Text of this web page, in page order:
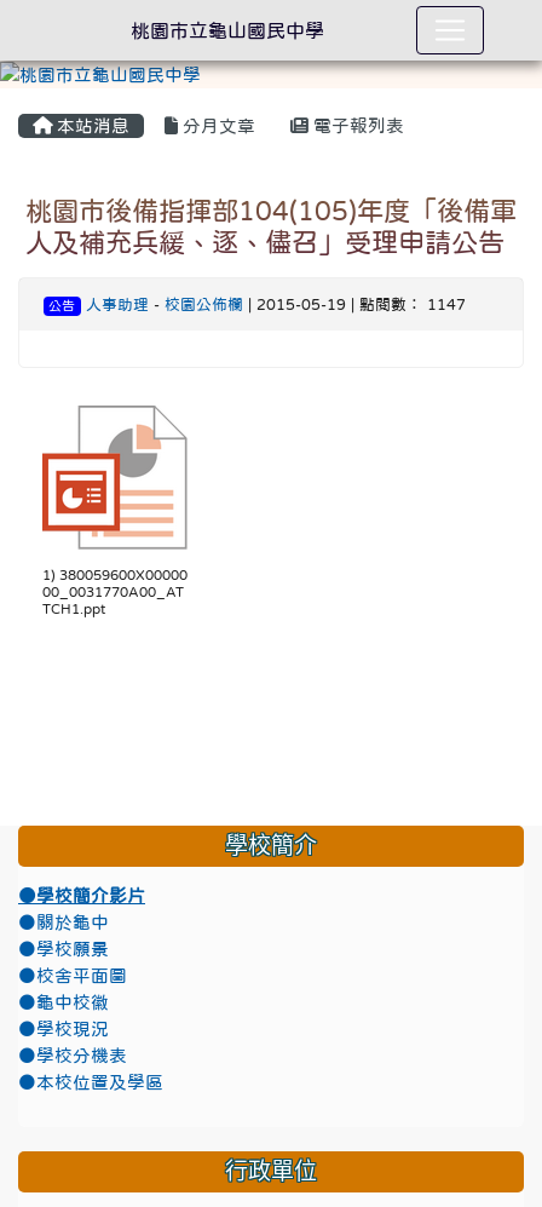
本站消息 分月文章 電子報列表
桃園市後備指揮部104(105)年度「後備軍
人及補充兵緩、逐、儘召」受理申請公告
公告 人事助理 - 校園公佈欄 | 2015-05-19 | 點閱數： 1147
1) 380059600X00000
00_0031770A00_AT
TCH1.ppt
學校簡介
●學校簡介影片
●關於龜中
●學校願景
●校舍平面圖
●龜中校徽
●學校現況
●學校分機表
●本校位置及學區
行政單位
桃園市立龜山國民中學